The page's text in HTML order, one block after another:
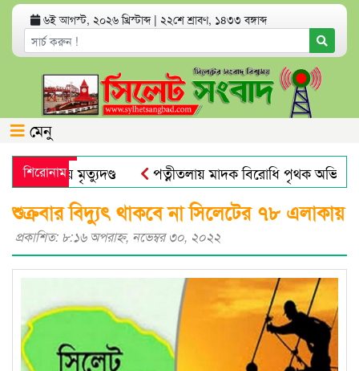
৬ই আগস্ট, ২০২৬ খ্রিস্টাব্দ | ২২শে শ্রাবণ, ১৪৩৩ বঙ্গাব্দ
মেনু
শিরোনাম
মামলায় মৃত্যুদণ্ড
পত্নীতলায় মাদক বিরোধি পৃথক
মুজিব পরদেশী কারাগারে
ঢাকা আলিয়া মাদ্রাসায় ছাত্রদল-
শুক্রবার বিদ্যুৎ থাকবে না সিলেটের ৭৮ এলাকায়
প্রকাশিত: ৮:১৬ অপরাহ্ণ, নভেম্বর ৩০, ২০২২